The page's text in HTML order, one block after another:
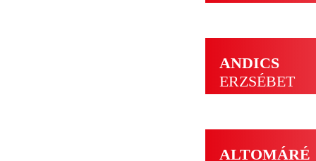
ANDICS
ERZSÉBET
ALTOMÁRÉ